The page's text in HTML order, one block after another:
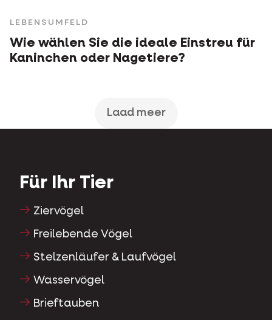
LEBENSUMFELD
Wie wählen Sie die ideale Einstreu für
Kaninchen oder Nagetiere?
Laad meer
Für Ihr Tier
Ziervögel
Freilebende Vögel
Stelzenläufer & Laufvögel
Wasservögel
Brieftauben